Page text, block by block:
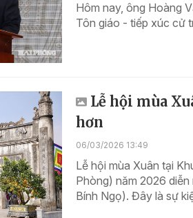
Hôm nay, ông Hoàng
Tôn giáo - tiếp xúc cử
Lễ hội mùa
hơn
06/03/2026 13:49
Lễ hội mùa Xuân tại
Phòng) năm 2026
Bính Ngọ). Đây là sự